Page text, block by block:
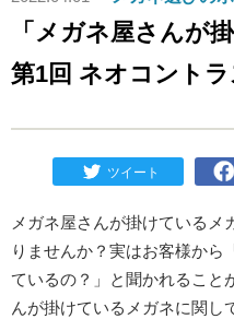
「メガネ屋さんが
第1回 ネオコントラ
メガネ屋さんが掛けているメ
りませんか？実はお客様から
ているの？」と聞かれること
んが掛けているメガネに関し